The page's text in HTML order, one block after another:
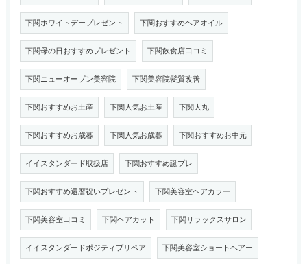
下関ホワイトデープレゼント 下関おすすめヘアオイル
下関母の日おすすめプレゼント 下関飲食店口コミ
下関ニューオープン美容院 下関美容院髪質改善
下関おすすめお土産 下関人気お土産 下関大丸
下関おすすめお歳暮 下関人気お歳暮 下関おすすめお中元
イイスタンダード取扱店 下関おすすめ誕プレ
下関おすすめ還暦祝いプレゼント 下関美容室ヘアカラー
下関美容室口コミ 下関ヘアカット 下関リラックスサロン
イイスタンダードポジティブリペア 下関美容室ショートヘアー